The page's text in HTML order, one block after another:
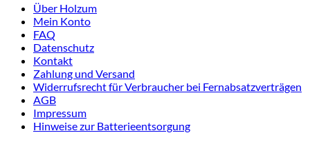
Über Holzum
Mein Konto
FAQ
Datenschutz
Kontakt
Zahlung und Versand
Widerrufsrecht für Verbraucher bei Fernabsatzverträgen
AGB
Impressum
Hinweise zur Batterieentsorgung